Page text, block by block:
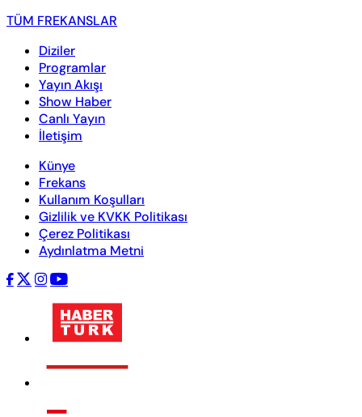
TÜM FREKANSLAR
Diziler
Programlar
Yayın Akışı
Show Haber
Canlı Yayın
İletişim
Künye
Frekans
Kullanım Koşulları
Gizlilik ve KVKK Politikası
Çerez Politikası
Aydınlatma Metni